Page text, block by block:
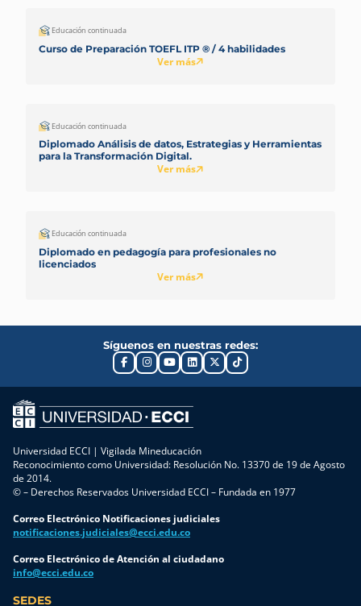
Educación continuada
Curso de Preparación TOEFL ITP ® / 4 habilidades
Ver más
Educación continuada
Diplomado Análisis de datos, Estrategias y Herramientas
para la Transformación Digital.
Ver más
Educación continuada
Diplomado en pedagogía para profesionales no
licenciados
Ver más
Síguenos en nuestras redes:
Universidad ECCI | Vigilada Mineducación
Reconocimiento como Universidad: Resolución No. 13370 de 19 de Agosto
de 2014.
© – Derechos Reservados Universidad ECCI – Fundada en 1977
Correo Electrónico Notificaciones judiciales
notificaciones.judiciales@ecci.edu.co
Correo Electrónico de Atención al ciudadano
info@ecci.edu.co
SEDES